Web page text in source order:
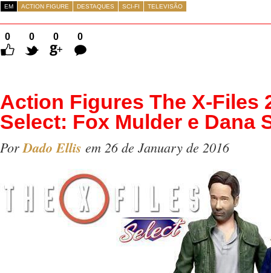
EM ACTION FIGURE DESTAQUES SCI-FI TELEVISÃO
0 0 0
0
Comentários
Action Figures The X-Files
Select: Fox Mulder e Dana
PorDado Ellis em 26 de January de 2016